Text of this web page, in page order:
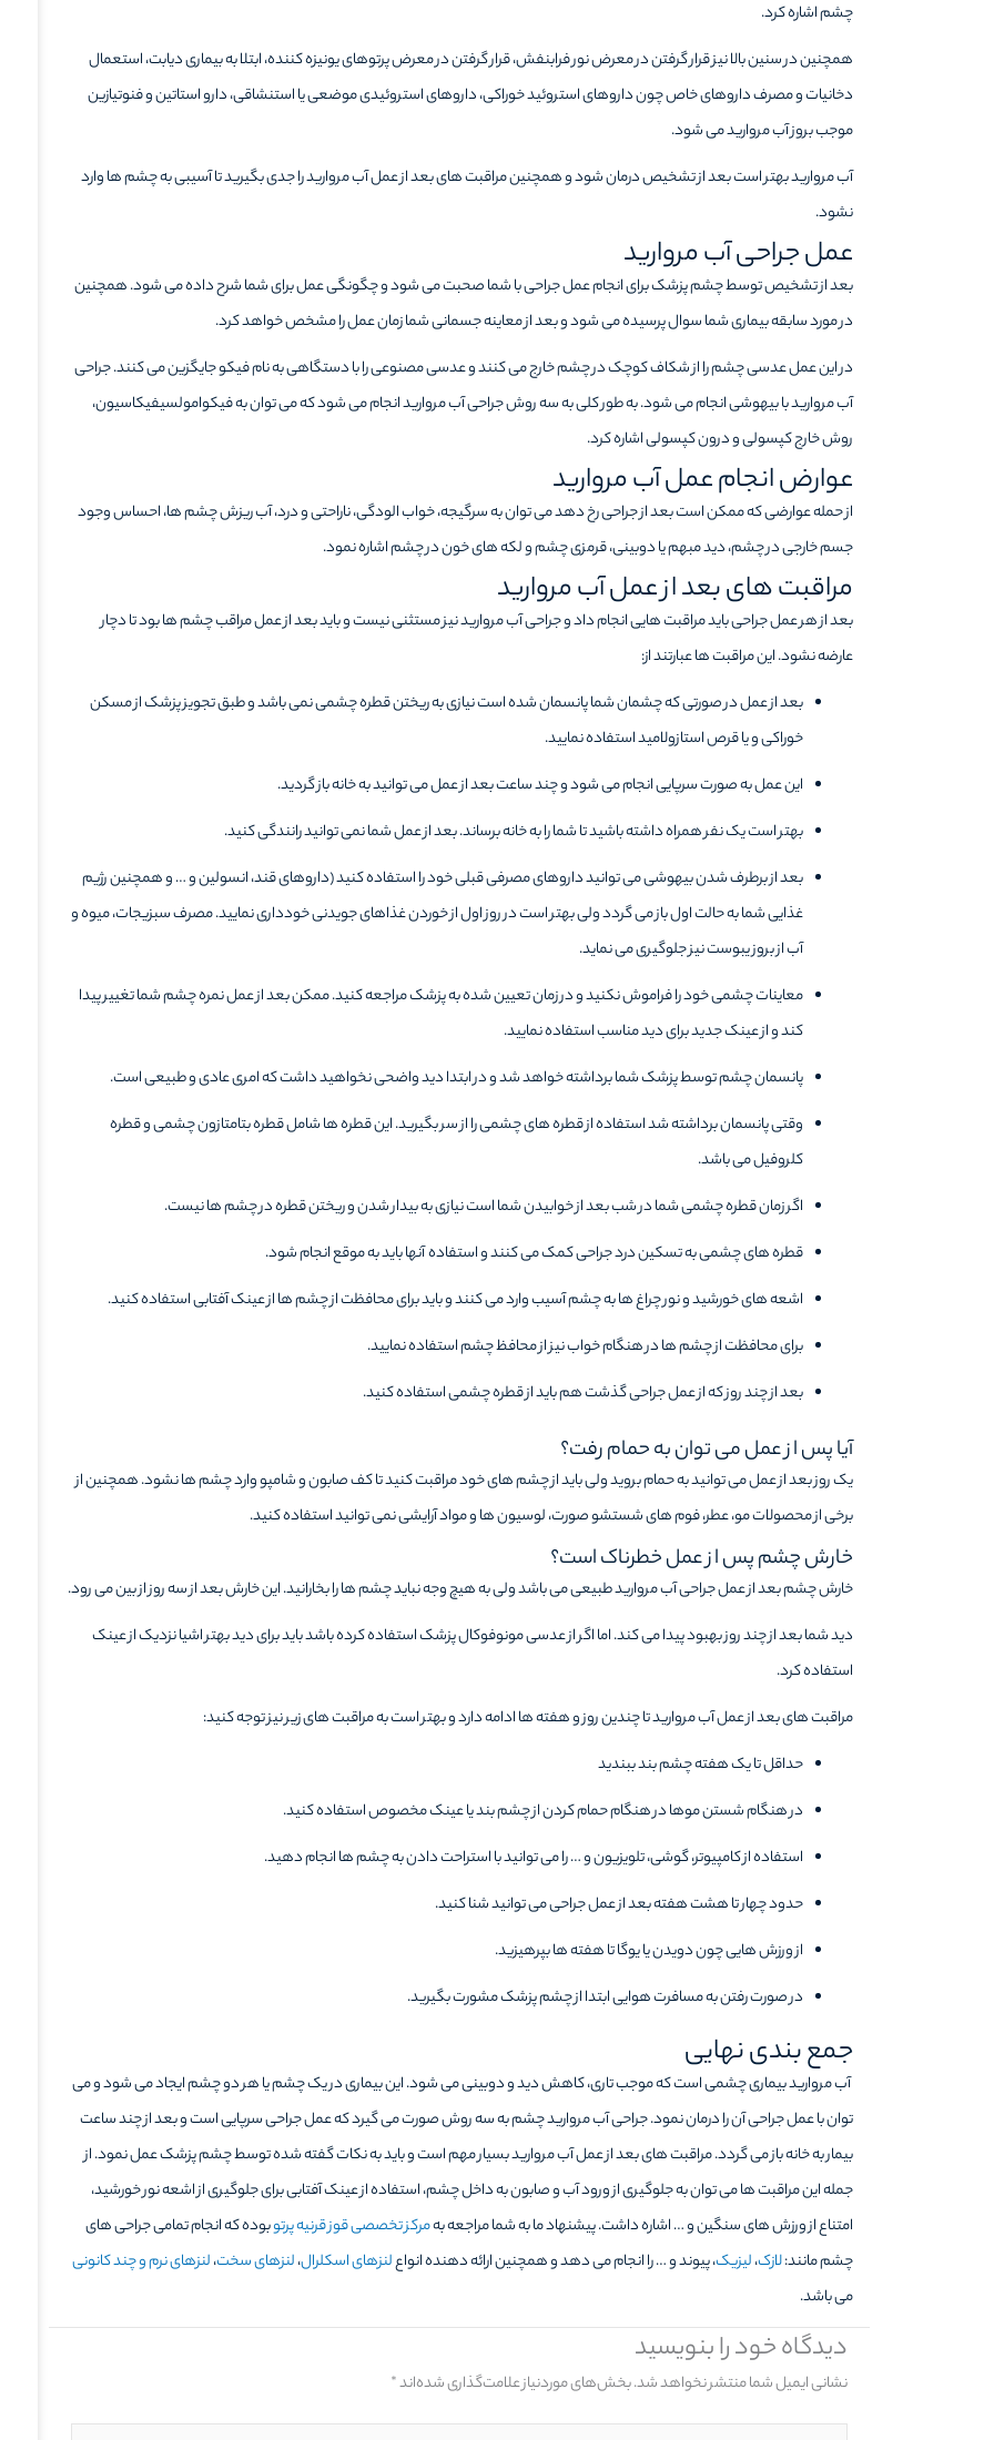
چشم اشاره کرد.
همچنین در سنین بالا نیز قرار گرفتن در معرض نور فرابنفش، قرار گرفتن در معرض پرتوهای یونیزه کننده، ابتلا به بیماری دیابت، استعمال
دخانیات و مصرف داروهای خاص چون داروهای استروئید خوراکی، داروهای استروئیدی موضعی یا استنشاقی، دارو استاتین و فنوتیازین
موجب بروز آب مروارید می شود.
آب مروارید بهتر است بعد از تشخیص درمان شود و همچنین مراقبت های بعد از عمل آب مروارید را جدی بگیرید تا آسیبی به چشم ها وارد
نشود.
عمل جراحی آب مروارید
بعد از تشخیص توسط چشم پزشک برای انجام عمل جراحی با شما صحبت می شود و چگونگی عمل برای شما شرح داده می شود. همچنین
در مورد سابقه بیماری شما سوال پرسیده می شود و بعد از معاینه جسمانی شما زمان عمل را مشخص خواهد کرد.
در این عمل عدسی چشم را از شکاف کوچک در چشم خارج می کنند و عدسی مصنوعی را با دستگاهی به نام فیکو جایگزین می کنند. جراحی
آب مروارید با بیهوشی انجام می شود. به طور کلی به سه روش جراحی آب مروارید انجام می شود که می توان به فیکوامولسیفیکاسیون،
روش خارج کپسولی و درون کپسولی اشاره کرد.
عوارض انجام عمل آب‌ مروارید
از حمله عوارضی که ممکن است بعد از جراحی رخ دهد می توان به سرگیجه، خواب الودگی، ناراحتی و درد، آب ریزش چشم ها، احساس وجود
جسم خارجی در چشم، دید مبهم یا دوبینی، قرمزی چشم و لکه های خون در چشم اشاره نمود‌.
مراقبت های بعد از عمل آب مروارید
بعد از هر عمل جراحی باید مراقبت هایی انجام داد و جراحی آب مروارید نیز مستثنی نیست و باید بعد از عمل مراقب چشم ها بود تا دچار
عارضه نشود. این مراقبت ها عبارتند از:
بعد از عمل در صورتی که چشمان شما پانسمان شده است نیازی به ریختن قطره چشمی نمی باشد و طبق تجویز پزشک از مسکن
خوراکی و یا قرص استازولامید استفاده نمایید.
این عمل به صورت سرپایی انجام می شود و چند ساعت بعد از عمل می توانید به خانه باز گردید.
بهتر است یک نفر همراه داشته باشید تا شما را به خانه برساند. بعد از عمل شما نمی توانید رانندگی کنید.
بعد از برطرف شدن بیهوشی می توانید داروهای مصرفی قبلی خود را استفاده کنید (داروهای قند، انسولین و … و همچنین رژیم
غذایی شما به حالت اول باز می گردد ولی بهتر است در روز اول از خوردن غذاهای جویدنی خودداری نمایید. مصرف سبزیجات، میوه و
آب از بروز یبوست نیز جلوگیری می نماید.
معاینات چشمی خود را فراموش نکنید و در زمان تعیین شده به پزشک مراجعه کنید. ممکن بعد از عمل نمره چشم شما تغییر پیدا
کند و از عینک جدید برای دید مناسب استفاده نمایید.
پانسمان چشم توسط پزشک شما برداشته خواهد شد و در ابتدا دید واضحی نخواهید داشت که امری عادی و طبیعی است.
وقتی پانسمان برداشته شد استفاده از قطره های چشمی را از سر بگیرید. این قطره ها شامل قطره بتامتازون چشمی و قطره
کلروفیل می باشد.
اگر زمان قطره چشمی شما در شب بعد از خوابیدن شما است نیازی به بیدار شدن و ریختن قطره در چشم ها نیست.
قطره های چشمی به تسکین درد جراحی کمک می کنند و استفاده آنها باید به موقع انجام شود.
اشعه های خورشید و نور چراغ ها به چشم آسیب وارد می کنند و باید برای محافظت از چشم ها از عینک آفتابی استفاده کنید.
برای محافظت از چشم ها در هنگام خواب نیز از محافظ چشم استفاده نمایید.
بعد از چند روز که از عمل جراحی گذشت هم باید از قطره‌ چشمی استفاده کنید.
آیا پس از عمل می توان به حمام رفت؟
یک روز بعد از عمل می توانید به حمام بروید ولی باید از چشم های خود مراقبت کنید تا کف صابون و شامپو وارد چشم ها نشود. همچنین از
برخی از محصولات مو، عطر، فوم های شستشو صورت، لوسیون ها و مواد آرایشی نمی توانید استفاده کنید.
خارش چشم پس از عمل خطرناک است؟
خارش چشم بعد از عمل جراحی آب مروارید طبیعی می باشد ولی به هیچ وجه نباید چشم ها را بخارانید. این خارش بعد از سه روز از بین می رود.
دید شما بعد از چند روز بهبود پیدا می کند. اما اگر از عدسی مونوفوکال پزشک استفاده کرده باشد باید برای دید بهتر اشیا نزدیک از عینک
استفاده کرد.
مراقبت های بعد از عمل آب مروارید تا چندین روز و هفته ها ادامه دارد و بهتر است به مراقبت های زیر نیز توجه کنید:
حداقل تا یک هفته چشم بند ببندید
در هنگام شستن موها در هنگام حمام کردن از چشم بند یا عینک مخصوص استفاده کنید.
استفاده از کامپیوتر، گوشی، تلویزیون و … را می توانید با استراحت دادن به چشم ها انجام دهید‌.
حدود چهار تا هشت هفته بعد از عمل جراحی می توانید شنا کنید.
از ورزش هایی چون دویدن یا یوگا تا هفته ها بپرهیزید.
در صورت رفتن به مسافرت هوایی ابتدا از چشم پزشک مشورت بگیرید.
جمع بندی نهایی
آب مروارید بیماری چشمی است که موجب تاری، کاهش دید و دوبینی می شود. این بیماری در یک چشم یا هر دو چشم ایجاد می شود و می
توان با عمل جراحی آن را درمان نمود‌. جراحی آب مروارید چشم به سه روش صورت می گیرد که عمل جراحی سرپایی است و بعد از چند ساعت
بیمار به خانه باز می گردد. مراقبت های بعد از عمل آب مروارید بسیار مهم است و باید به نکات گفته شده توسط چشم پزشک عمل نمود. از
جمله این مراقبت ها می توان به جلوگیری از ورود آب و صابون به داخل چشم، استفاده از عینک آفتابی برای جلوگیری از اشعه نور خورشید،
امتناع از ورزش های سنگین و … اشاره داشت. پیشنهاد ما به شما مراجعه بهمرکز تخصصی قوز قرنیه پرتوبوده که انجام تمامی جراحی های
چشم مانند:لازک،لیزیک، پیوند و … را انجام می دهد و همچنین ارائه دهنده انواعلنزهای اسکلرال،لنزهای سخت،لنزهای نرم و چند کانونی
می باشد.
دیدگاه‌ خود را بنویسید
نشانی ایمیل شما منتشر نخواهد شد.بخش‌های موردنیاز علامت‌گذاری شده‌اند*